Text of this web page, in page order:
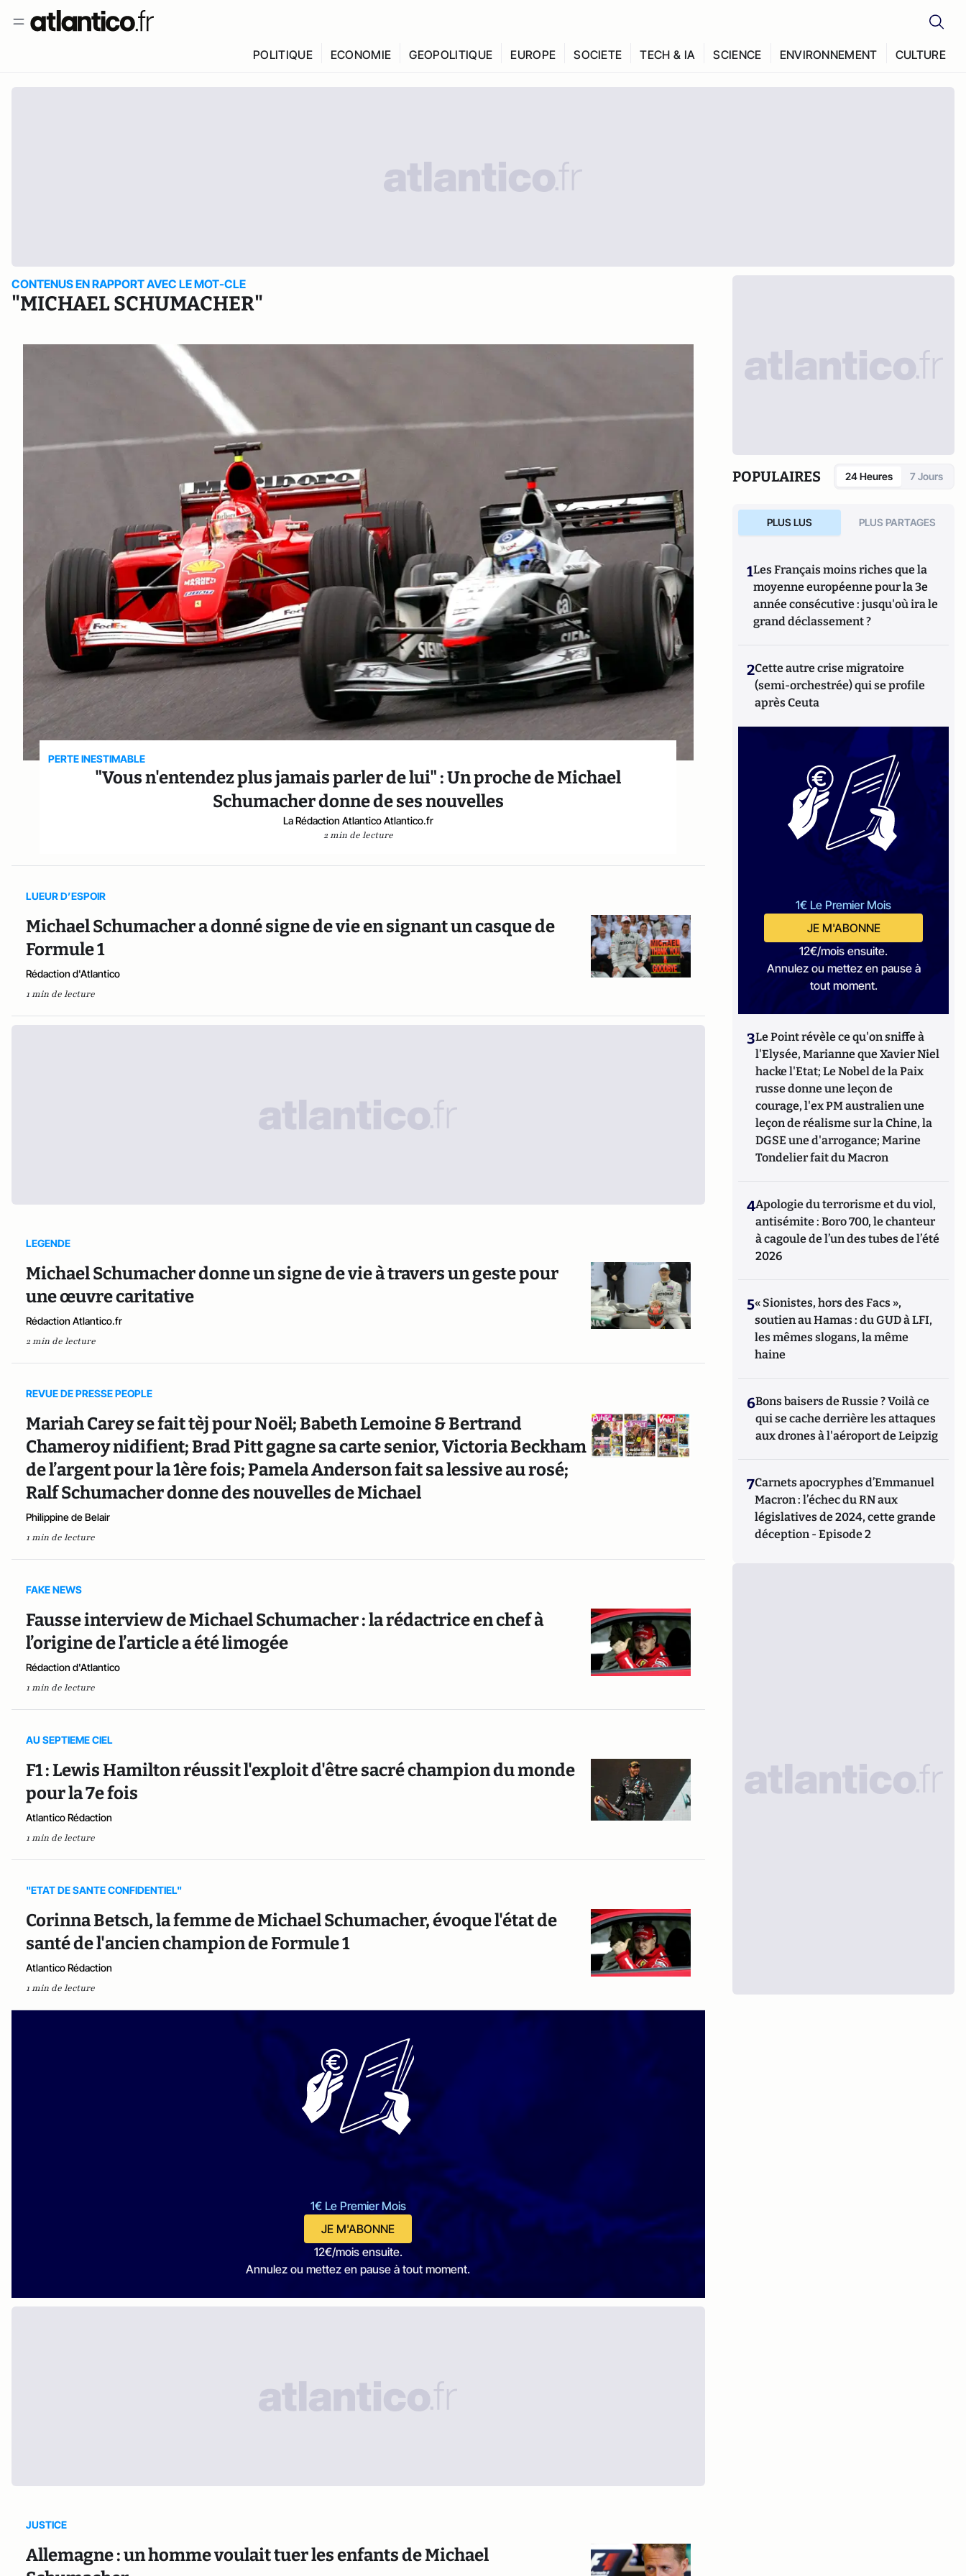
POLITIQUE ECONOMIE GEOPOLITIQUE EUROPE SOCIETE TECH & IA SCIENCE ENVIRONNEMENT CULTURE
CONTENUS EN RAPPORT AVEC LE MOT-CLE
"MICHAEL SCHUMACHER"
PERTE INESTIMABLE
"Vous n'entendez plus jamais parler de lui" : Un proche de Michael
Schumacher donne de ses nouvelles
La Rédaction Atlantico Atlantico.fr
2 min de lecture
LUEUR D’ESPOIR
Michael Schumacher a donné signe de vie en signant un casque de
Formule 1
Rédaction d'Atlantico
1 min de lecture
LEGENDE
Michael Schumacher donne un signe de vie à travers un geste pour
une œuvre caritative
Rédaction Atlantico.fr
2 min de lecture
REVUE DE PRESSE PEOPLE
Mariah Carey se fait tèj pour Noël; Babeth Lemoine & Bertrand
Chameroy nidifient; Brad Pitt gagne sa carte senior, Victoria Beckham
de l’argent pour la 1ère fois; Pamela Anderson fait sa lessive au rosé;
Ralf Schumacher donne des nouvelles de Michael
Philippine de Belair
1 min de lecture
FAKE NEWS
Fausse interview de Michael Schumacher : la rédactrice en chef à
l’origine de l’article a été limogée
Rédaction d'Atlantico
1 min de lecture
AU SEPTIEME CIEL
F1 : Lewis Hamilton réussit l'exploit d'être sacré champion du monde
pour la 7e fois
Atlantico Rédaction
1 min de lecture
"ETAT DE SANTE CONFIDENTIEL"
Corinna Betsch, la femme de Michael Schumacher, évoque l'état de
santé de l'ancien champion de Formule 1
Atlantico Rédaction
1 min de lecture
1€ Le Premier Mois
JE M'ABONNE
12€/mois ensuite.
Annulez ou mettez en pause à tout moment.
JUSTICE
Allemagne : un homme voulait tuer les enfants de Michael
POPULAIRES 24 Heures 7 Jours
PLUS LUS PLUS PARTAGES
1Les Français moins riches que la
moyenne européenne pour la 3e
année consécutive : jusqu'où ira le
grand déclassement ?
2Cette autre crise migratoire
(semi-orchestrée) qui se profile
après Ceuta
1€ Le Premier Mois
JE M'ABONNE
12€/mois ensuite.
Annulez ou mettez en pause à
tout moment.
3Le Point révèle ce qu'on sniffe à
l'Elysée, Marianne que Xavier Niel
hacke l'Etat; Le Nobel de la Paix
russe donne une leçon de
courage, l'ex PM australien une
leçon de réalisme sur la Chine, la
DGSE une d'arrogance; Marine
Tondelier fait du Macron
4Apologie du terrorisme et du viol,
antisémite : Boro 700, le chanteur
à cagoule de l’un des tubes de l’été
2026
5« Sionistes, hors des Facs »,
soutien au Hamas : du GUD à LFI,
les mêmes slogans, la même
haine
6Bons baisers de Russie ? Voilà ce
qui se cache derrière les attaques
aux drones à l'aéroport de Leipzig
7Carnets apocryphes d’Emmanuel
Macron : l’échec du RN aux
législatives de 2024, cette grande
déception - Episode 2